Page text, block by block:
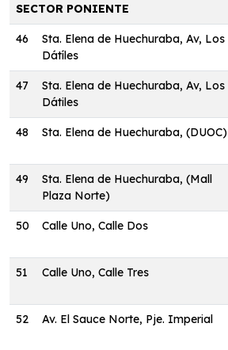
SECTOR PONIENTE
46
Sta. Elena de Huechuraba, Av, Los
Dátíles
47
Sta. Elena de Huechuraba, Av, Los
Dátiles
48 Sta. Elena de Huechuraba, (DUOC)
49
Sta. Elena de Huechuraba, (Mall
Plaza Norte)
50 Calle Uno, Calle Dos
51 Calle Uno, Calle Tres
52 Av. El Sauce Norte, Pje. Imperial